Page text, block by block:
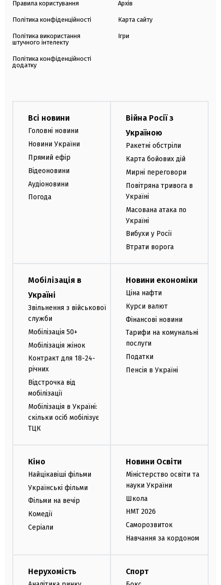
Правила користування
Політика конфіденційності
Політика використання
штучного інтелекту
Політика конфіденційності
додатку
Архів
Карта сайту
Ігри
Всі новини
Головні новини
Новини України
Прямий ефір
Відеоновини
Аудіоновини
Погода
Війна Росії з
Україною
Ракетні обстріли
Карта бойових дій
Мирні переговори
Повітряна тривога в
Україні
Масована атака по
Україні
Вибухи у Росії
Втрати ворога
Мобілізація в
Україні
Звільнення з військової
служби
Мобілізація 50+
Мобілізація жінок
Контракт для 18-24-
річних
Відстрочка від
мобілізації
Мобілізація в Україні:
скільки осіб мобілізує
ТЦК
Новини економіки
Ціна нафти
Курси валют
Фінансові новини
Тарифи на комунальні
послуги
Податки
Пенсія в Україні
Кіно
Найцікавіші фільми
Українські фільми
Фільми на вечір
Комедії
Серіали
Новини Освіти
Міністерство освіти та
науки України
Школа
НМТ 2026
Саморозвиток
Навчання за кордоном
Нерухомість Спорт